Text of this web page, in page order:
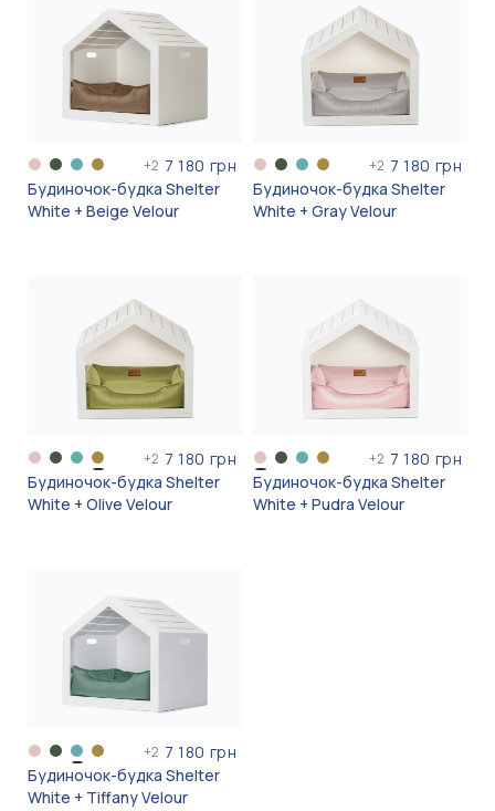
+2 7 180 грн
Будиночок-будка Shelter
White + Beige Velour
+2 7 180 грн
Будиночок-будка Shelter
White + Gray Velour
+2 7 180 грн
Будиночок-будка Shelter
White + Olive Velour
+2 7 180 грн
Будиночок-будка Shelter
White + Pudra Velour
+2 7 180 грн
Будиночок-будка Shelter
White + Tiffany Velour